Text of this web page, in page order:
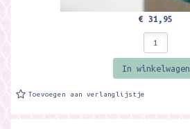
€ 31,95
In winkelwagen
Toevoegen aan verlanglijstje